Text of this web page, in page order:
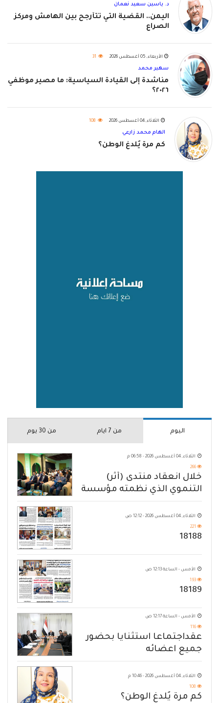
د. ياسين سعيد نعمان
اليمن.. القضية التي تتأرجح بين الهامش ومركز
الصراع
الأربعاء, 05 أغسطس 2026 31
سهير محمد
مناشدة إلى القيادة السياسية: ما مصير موظفي
٢٠٢٦؟
الثلاثاء, 04 أغسطس 2026 108
الهام محمد زارعي
كم مرة يُلدغ الوطن؟
اليوم من 7 ايام من 30 يوم
الثلاثاء, 04 أغسطس 2026 - 06:58 م
266
خلال انعقاد منتدى (أثر)
التنموي الذي نظمته مؤسسة
حضرموت
الثلاثاء, 04 أغسطس 2026 - 12:12 ص
221
18188
الأمس - الساعة 12:13 ص
193
18189
الأمس - الساعة 12:17 ص
116
عقداجتماعا استثنايا بحضور
جميع اعضائه
الثلاثاء, 04 أغسطس 2026 - 10:46 م
108
كم مرة يُلدغ الوطن؟